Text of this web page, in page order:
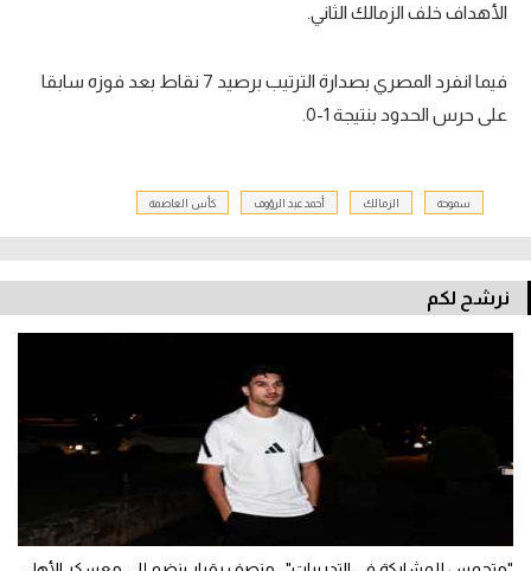
الأهداف خلف الزمالك الثاني.
فيما انفرد المصري بصدارة الترتيب برصيد 7 نقاط بعد فوزه سابقا
على حرس الحدود بنتيجة 1
-
0
سموحة الزمالك أحمد عبد الرؤوف كأس العاصمة
نرشح لكم